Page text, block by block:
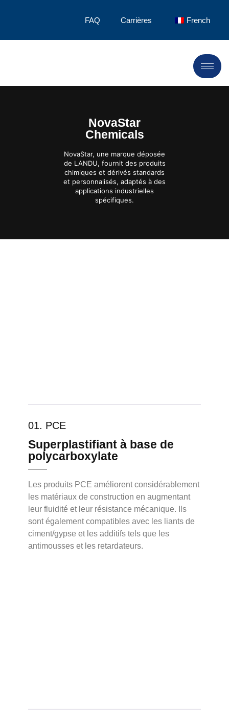
FAQ Carrières French
NovaStar
Chemicals
NovaStar, une marque déposée
de LANDU, fournit des produits
chimiques et dérivés standards
et personnalisés, adaptés à des
applications industrielles
spécifiques.
01. PCE
Superplastifiant à base de
polycarboxylate
Les produits PCE améliorent considérablement
les matériaux de construction en augmentant
leur fluidité et leur résistance mécanique. Ils
sont également compatibles avec les liants de
ciment/gypse et les additifs tels que les
antimousses et les retardateurs.